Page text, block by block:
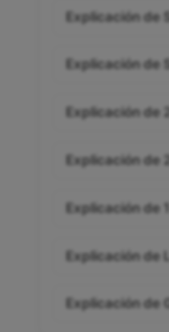
Explicación de
Explicación de
Explicación de
Explicación de
Explicación de
Explicación de
Explicación de